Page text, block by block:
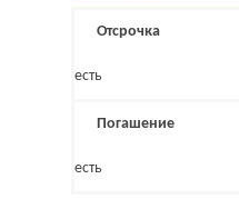
Отсрочка
есть
Погашение
есть